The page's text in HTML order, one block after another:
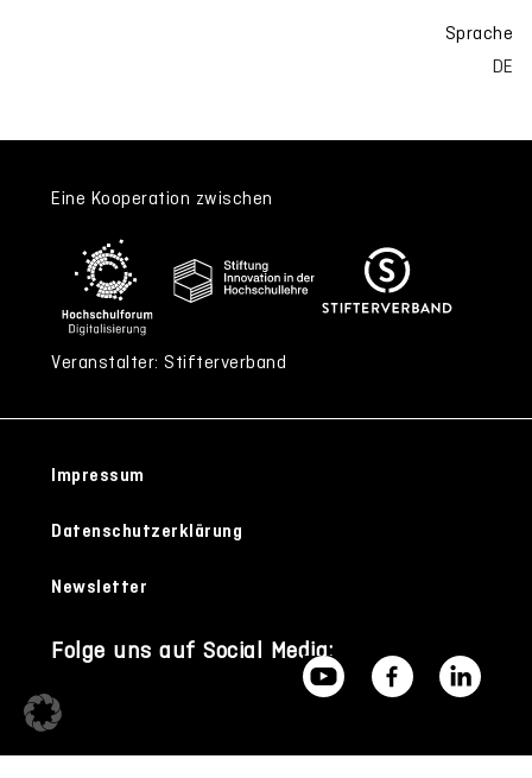
Sprache
DE
Eine Kooperation zwischen
Veranstalter: Stifterverband
Impressum
Datenschutzerklärung
Newsletter
Folge uns auf Social Media: